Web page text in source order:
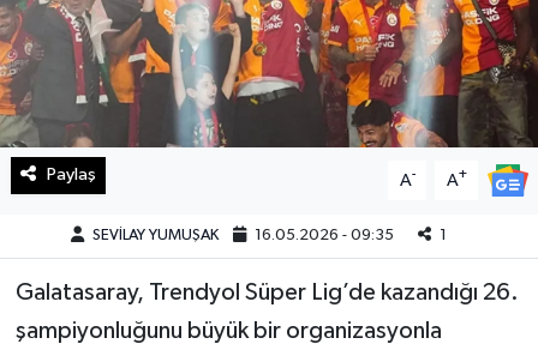
Paylaş A- A+
SEVİLAY YUMUŞAK 16.05.2026 - 09:35 1
Galatasaray, Trendyol Süper Lig’de kazandığı 26.
şampiyonluğunu büyük bir organizasyonla
Manşetler
Resmi İlan
Sağlık
Spor
SürManşet
Teknoloji